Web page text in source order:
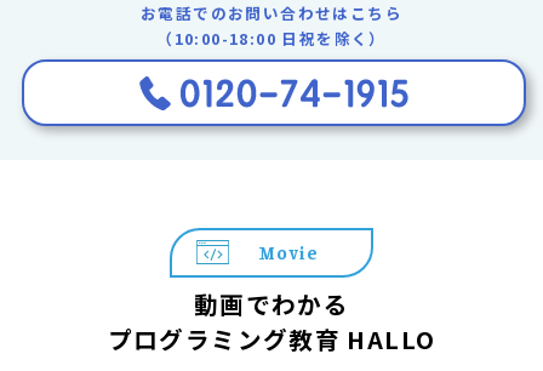
お電話でのお問い合わせはこちら
（10:00-18:00 日祝を除く）
Movie
動画でわかる
プログラミング教育 HALLO